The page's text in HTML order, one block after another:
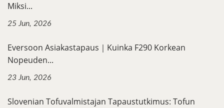
Miksi...
25 Jun, 2026
Eversoon Asiakastapaus｜Kuinka F290 Korkean
Nopeuden...
23 Jun, 2026
Slovenian Tofuvalmistajan Tapaustutkimus: Tofun